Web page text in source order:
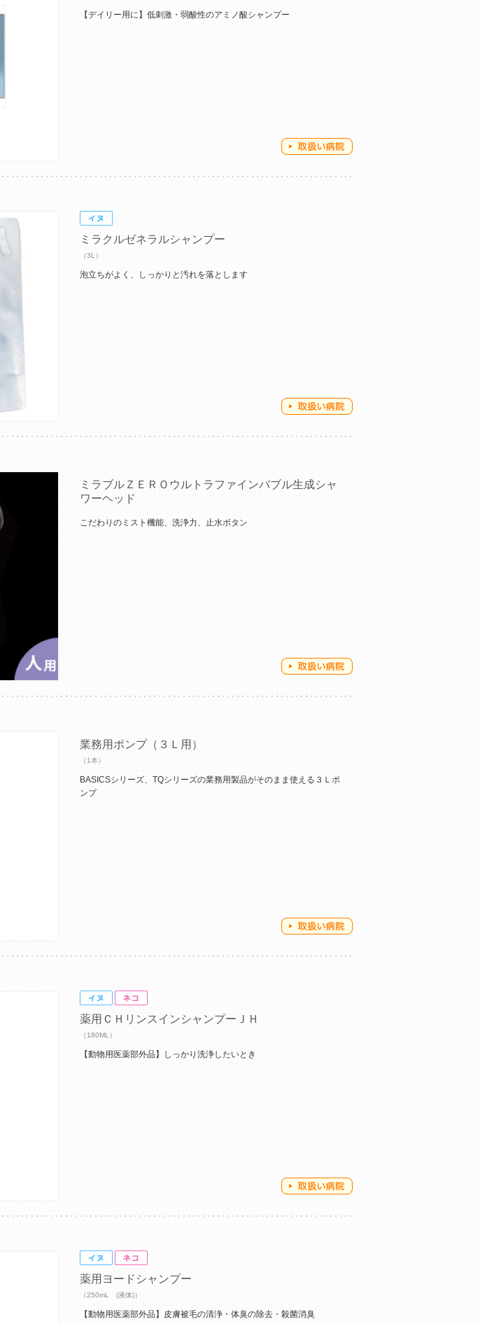
【デイリー用に】低刺激・弱酸性のアミノ酸シャンプー
ミラクルゼネラルシャンプー
（3L）
泡立ちがよく、しっかりと汚れを落とします
ミラブルＺＥＲＯウルトラファインバブル生成シャ
ワーヘッド
こだわりのミスト機能、洗浄力、止水ボタン
業務用ポンプ（３Ｌ用）
（1本）
BASICSシリーズ、TQシリーズの業務用製品がそのまま使える３Ｌポ
ンプ
薬用ＣＨリンスインシャンプーＪＨ
（180ML）
【動物用医薬部外品】しっかり洗浄したいとき
薬用ヨードシャンプー
（250mL (液体)）
【動物用医薬部外品】皮膚被毛の清浄・体臭の除去・殺菌消臭